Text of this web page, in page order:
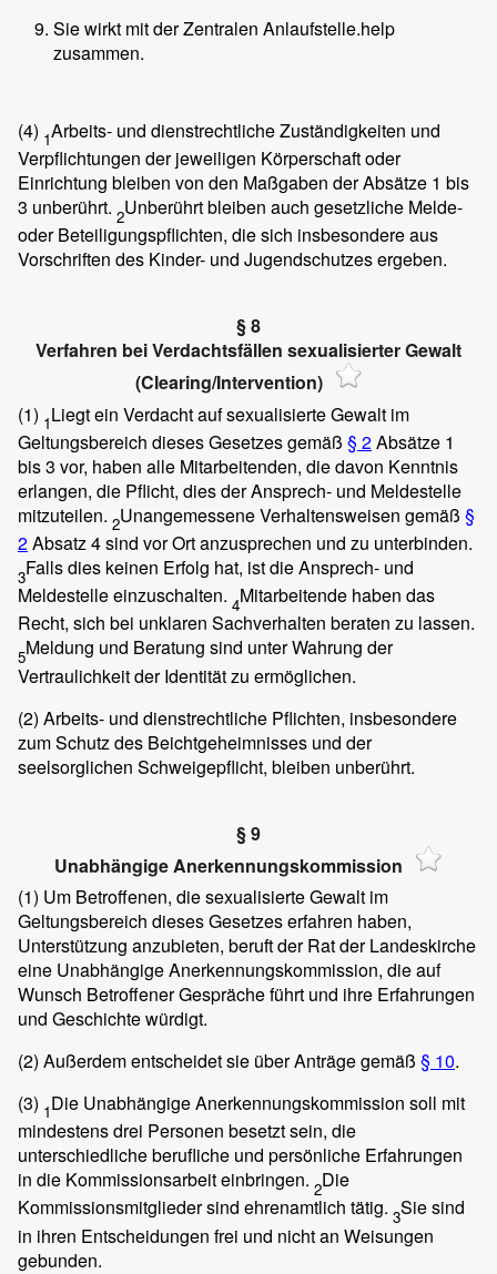
Sie wirkt mit der Zentralen Anlaufstelle.help
zusammen.
(4) 1Arbeits- und dienstrechtliche Zuständigkeiten und
Verpflichtungen der jeweiligen Körperschaft oder
Einrichtung bleiben von den Maßgaben der Absätze 1 bis
3 unberührt. 2Unberührt bleiben auch gesetzliche Melde-
oder Beteiligungspflichten, die sich insbesondere aus
Vorschriften des Kinder- und Jugendschutzes ergeben.
§ 8
Verfahren bei Verdachtsfällen sexualisierter Gewalt
(Clearing/Intervention)
(1) 1Liegt ein Verdacht auf sexualisierte Gewalt im
Geltungsbereich dieses Gesetzes gemäß § 2Absätze 1
bis 3 vor, haben alle Mitarbeitenden, die davon Kenntnis
erlangen, die Pflicht, dies der Ansprech- und Meldestelle
mitzuteilen. 2Unangemessene Verhaltensweisen gemäß §
2Absatz 4 sind vor Ort anzusprechen und zu unterbinden.
3Falls dies keinen Erfolg hat, ist die Ansprech- und
Meldestelle einzuschalten. 4Mitarbeitende haben das
Recht, sich bei unklaren Sachverhalten beraten zu lassen.
5Meldung und Beratung sind unter Wahrung der
Vertraulichkeit der Identität zu ermöglichen.
(2) Arbeits- und dienstrechtliche Pflichten, insbesondere
zum Schutz des Beichtgeheimnisses und der
seelsorglichen Schweigepflicht, bleiben unberührt.
§ 9
Unabhängige Anerkennungskommission
(1) Um Betroffenen, die sexualisierte Gewalt im
Geltungsbereich dieses Gesetzes erfahren haben,
Unterstützung anzubieten, beruft der Rat der Landeskirche
eine Unabhängige Anerkennungskommission, die auf
Wunsch Betroffener Gespräche führt und ihre Erfahrungen
und Geschichte würdigt.
(2) Außerdem entscheidet sie über Anträge gemäß § 10.
(3) 1Die Unabhängige Anerkennungskommission soll mit
mindestens drei Personen besetzt sein, die
unterschiedliche berufliche und persönliche Erfahrungen
in die Kommissionsarbeit einbringen. 2Die
Kommissionsmitglieder sind ehrenamtlich tätig. 3Sie sind
in ihren Entscheidungen frei und nicht an Weisungen
gebunden.